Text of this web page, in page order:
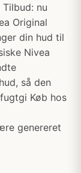
nu
Original
din hud til
Nivea
så den
Køb hos
genereret